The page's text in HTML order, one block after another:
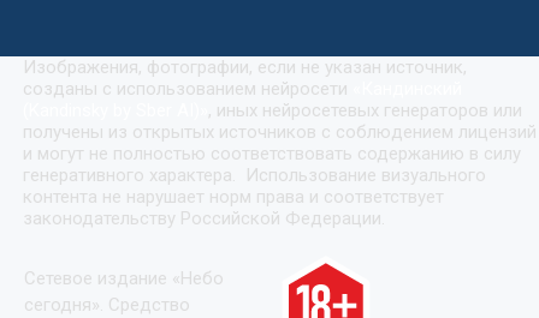
Изображения, фотографии, если не указан источник,
созданы с использованием нейросети
, иных нейросетевых генераторов или
получены из открытых источников с соблюдением лицензий
и могут не полностью соответствовать содержанию в силу
генеративного характера. Использование визуального
контента не нарушает норм права и соответствует
законодательству Российской Федерации.
Сетевое издание «Небо
сегодня». Средство